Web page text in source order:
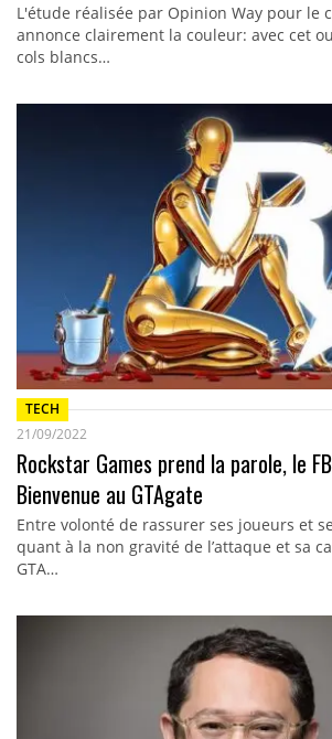
L'étude réalisée par Opinion Way pour le
annonce clairement la couleur: avec cet
cols blancs…
TECH
21/09/2022
Rockstar Games prend la parole, le
Bienvenue au GTAgate
Entre volonté de rassurer ses joueurs et
quant à la non gravité de l’attaque et sa
GTA…